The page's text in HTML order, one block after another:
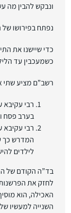
ונבקש להבין מה
נפתח בפירושו
כדי שיישנו את
כשמעכבין עד
רשב”ם מציע שתי
רבי
בערב פסח
רבי
המדרש כך
לילדים
בד”ה הקודם של
לחזק את
האכילה, הוא
השנייה למעשיו